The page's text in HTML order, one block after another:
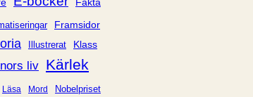
Framsidor
Illustrerat Klass
liv Kärlek
Läsa Mord Nobelpriset